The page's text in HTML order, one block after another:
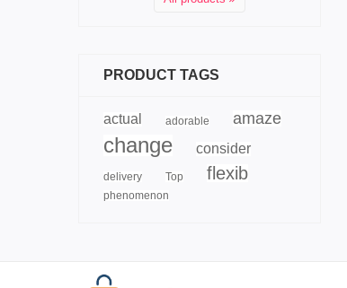
PRODUCT TAGS
actual adorable amaze
change consider
delivery Top flexib
phenomenon